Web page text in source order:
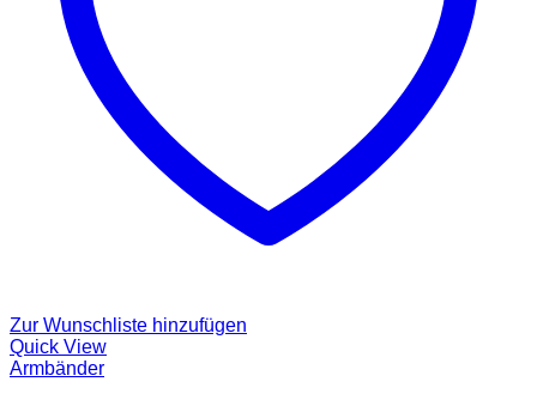
Zur Wunschliste hinzufügen
Quick View
Armbänder